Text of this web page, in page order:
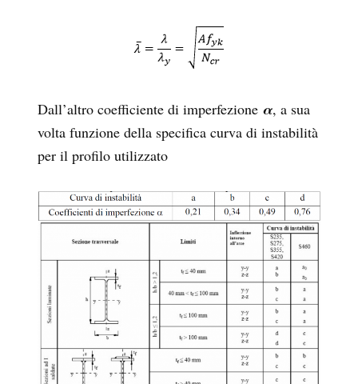
Dall’altro coefficiente di imperfezione α, a sua
volta funzione della specifica curva di instabilità
per il profilo utilizzato